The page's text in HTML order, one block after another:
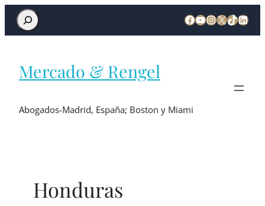
Mercado & Rengel
Abogados-Madrid, España; Boston y Miami
Honduras